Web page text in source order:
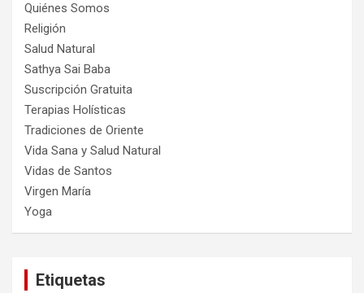
Quiénes Somos
Religión
Salud Natural
Sathya Sai Baba
Suscripción Gratuita
Terapias Holísticas
Tradiciones de Oriente
Vida Sana y Salud Natural
Vidas de Santos
Virgen María
Yoga
Etiquetas